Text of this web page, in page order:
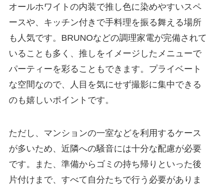
オールホワイトの内装で推し色に染めやすいスペ
ースや、キッチン付きで手料理を振る舞える場所
も人気です。BRUNOなどの調理家電が完備されて
いることも多く、推しをイメージしたメニューで
パーティーを彩ることもできます。プライベート
な空間なので、人目を気にせず撮影に集中できる
のも嬉しいポイントです。
ただし、マンションの一室などを利用するケース
が多いため、近隣への騒音には十分な配慮が必要
です。また、準備からゴミの持ち帰りといった後
片付けまで、すべて自分たちで行う必要がありま